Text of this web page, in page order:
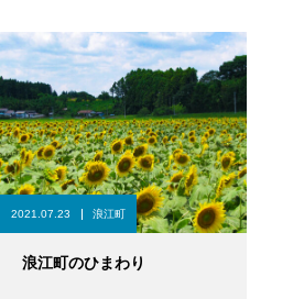
2021.07.23 浪江町
浪江町のひまわり